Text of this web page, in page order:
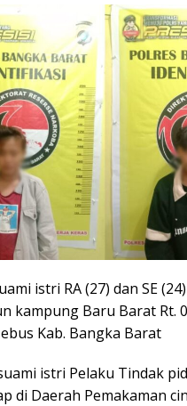
istri RA (27) dan SE
kampung Baru Barat Rt.
Kab. Bangka Barat
istri Pelaku Tindak
di Daerah Pemakaman